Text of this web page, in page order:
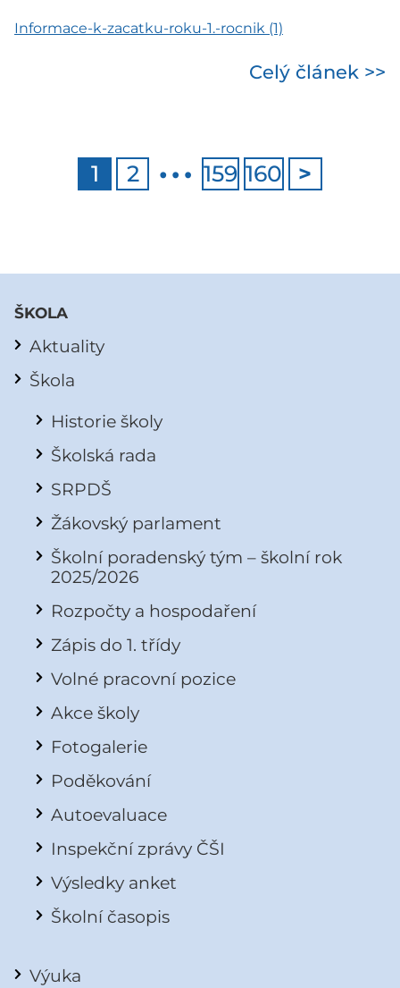
Informace-k-zacatku-roku-1.-rocnik (1)
Celý článek >>
1 2 … 159 160 >
ŠKOLA
Aktuality
Škola
Historie školy
Školská rada
SRPDŠ
Žákovský parlament
Školní poradenský tým – školní rok
2025/2026
Rozpočty a hospodaření
Zápis do 1. třídy
Volné pracovní pozice
Akce školy
Fotogalerie
Poděkování
Autoevaluace
Inspekční zprávy ČŠI
Výsledky anket
Školní časopis
Výuka